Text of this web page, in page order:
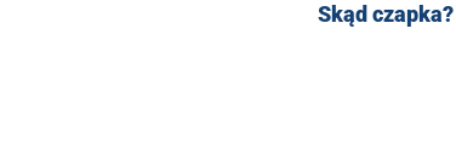
Skąd czapka?